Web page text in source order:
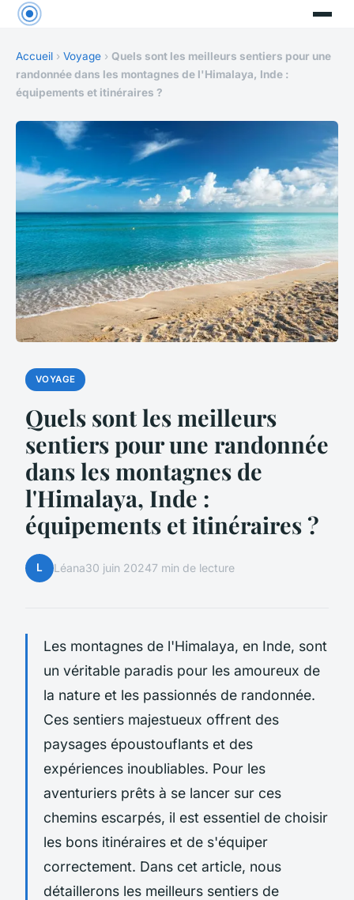
Accueil › Voyage › Quels sont les meilleurs sentiers pour une
randonnée dans les montagnes de l'Himalaya, Inde :
équipements et itinéraires ?
VOYAGE
Quels sont les meilleurs
sentiers pour une randonnée
dans les montagnes de
l'Himalaya, Inde :
équipements et itinéraires ?
L Léana30 juin 20247 min de lecture
Les montagnes de l'Himalaya, en Inde, sont
un véritable paradis pour les amoureux de
la nature et les passionnés de randonnée.
Ces sentiers majestueux offrent des
paysages époustouflants et des
expériences inoubliables. Pour les
aventuriers prêts à se lancer sur ces
chemins escarpés, il est essentiel de choisir
les bons itinéraires et de s'équiper
correctement. Dans cet article, nous
détaillerons les meilleurs sentiers de